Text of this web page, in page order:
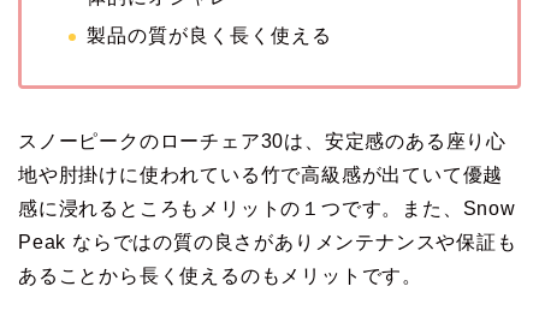
製品の質が良く長く使える
スノーピークのローチェア30は、安定感のある座り心
地や肘掛けに使われている竹で高級感が出ていて優越
感に浸れるところもメリットの１つです。また、Snow
Peak ならではの質の良さがありメンテナンスや保証も
あることから長く使えるのもメリットです。